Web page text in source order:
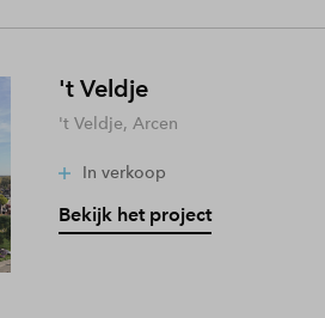
't Veldje
't Veldje, Arcen
In verkoop
Bekijk het project